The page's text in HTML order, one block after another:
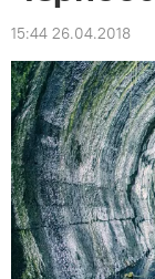
15:44 26.04.2018